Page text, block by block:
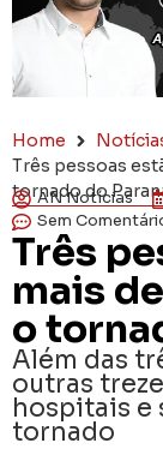
Home
Três pessoas
tornado do
AN Notícias
Sem
Três
mais
o
Além das
outras
hospitais e
tornado